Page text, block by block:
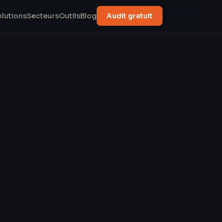
SecteursOutilsBlog Audit gratuit